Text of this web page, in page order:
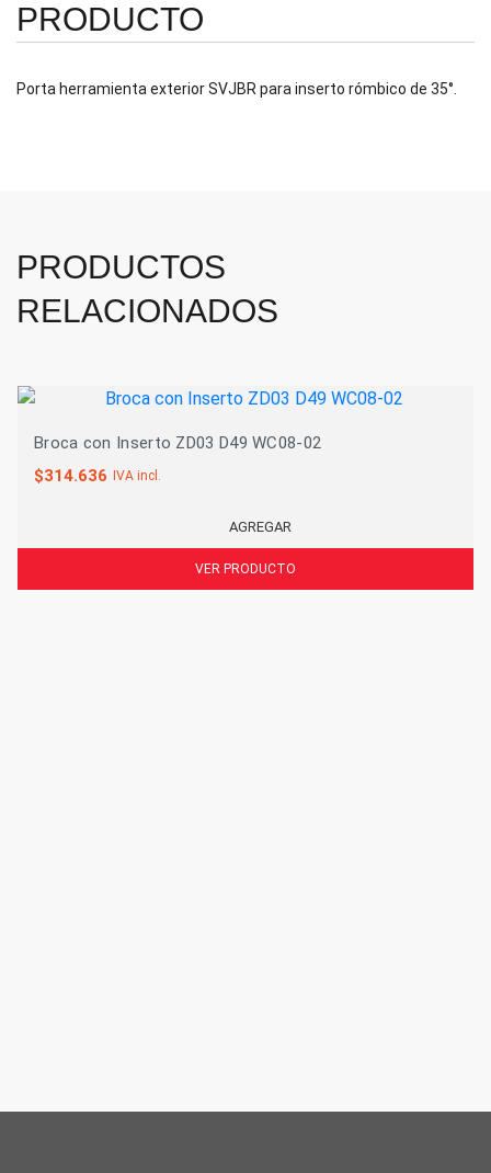
PRODUCTO
Porta herramienta exterior SVJBR para inserto rómbico de 35°.
PRODUCTOS
RELACIONADOS
Broca con Inserto ZD03 D49 WC08-02
$314.636 IVA incl.
AGREGAR
VER PRODUCTO